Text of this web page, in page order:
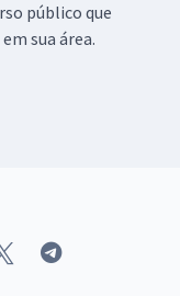
público que
sua área.